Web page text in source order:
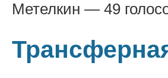
Метелкин — 49